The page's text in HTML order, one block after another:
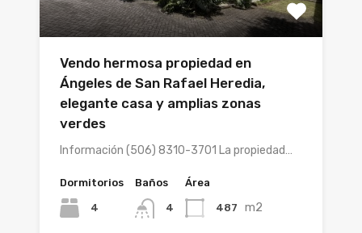
Vendo hermosa propiedad en
Ángeles de San Rafael Heredia,
elegante casa y amplias zonas
verdes
Información (506) 8310-3701 La propiedad…
Dormitorios
4
Baños
4
Área
487 m2